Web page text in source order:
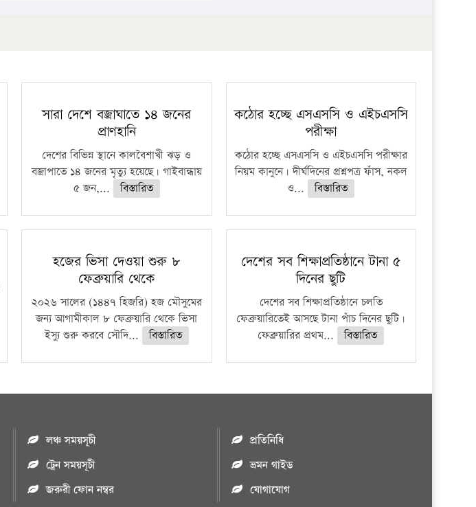
সারা দেশে বজ্রাঘাতে ১৪ জনের
প্রাণহানি
দেশের বিভিন্ন স্থানে কালবৈশাখী ঝড় ও
বজ্রাপাতে ১৪ জনের মৃত্যু হয়েছে। গাইবান্ধায়
৫ জন,...
বিস্তারিত
কঠোর হচ্ছে এসএসসি ও এইচএসসি
পরীক্ষা
কঠোর হচ্ছে এসএসসি ও এইচএসসি পরীক্ষার
নিয়ম কানুনে। দীর্ঘদিনের প্রশ্নপত্র ফাঁস, নকল
ও...
বিস্তারিত
হজের ভিসা দেওয়া শুরু ৮
ফেব্রুয়ারি থেকে
২০২৬ সালের (১৪৪৭ হিজরি) হজ মৌসুমের
জন্য আগামীকাল ৮ ফেব্রুয়ারি থেকে ভিসা
ইস্যু শুরু করবে সৌদি...
বিস্তারিত
দেশের সব শিক্ষাপ্রতিষ্ঠানে টানা ৫
দিনের ছুটি
দেশের সব শিক্ষাপ্রতিষ্ঠানে চলতি
ফেব্রুয়ারিতেই আসছে টানা পাঁচ দিনের ছুটি।
ফেব্রুয়ারির প্রথম...
বিস্তারিত
লঞ্চ সময়সূচী
ট্রেন সময়সূচী
জরুরী ফোন নম্বর
প্রতিনিধি
ভ্রমন গাইড
যোগাযোগ